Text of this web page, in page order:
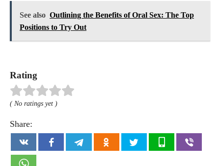
See also Outlining the Benefits of Oral Sex: The Top
Positions to Try Out
Rating
( No ratings yet )
Share: